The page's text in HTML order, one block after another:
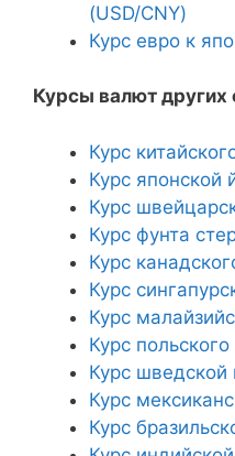
(USD/CNY)
Курс евро к
Курсы валют других
Курс
Курс японской
Курс
Курс фунта
Курс
Курс
Курс
Курс польского
Курс шведской
Курс
Курс